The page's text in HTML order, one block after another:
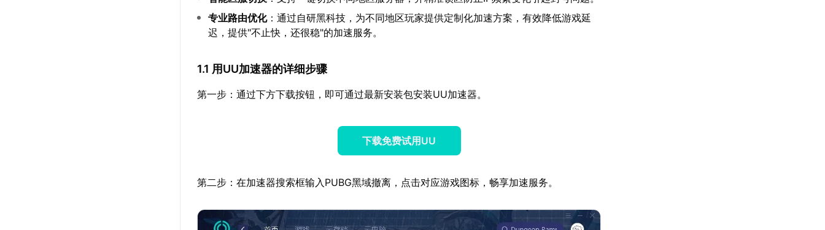
专业路由优化：通过自研黑科技，为不同地区玩家提供定制化加速方案，有效降低游戏延
迟，提供"不止快，还很稳"的加速服务。
1.1 用UU加速器的详细步骤
第一步：通过下方下载按钮，即可通过最新安装包安装UU加速器。
下载免费试用UU
第二步：在加速器搜索框输入PUBG黑域撤离，点击对应游戏图标，畅享加速服务。